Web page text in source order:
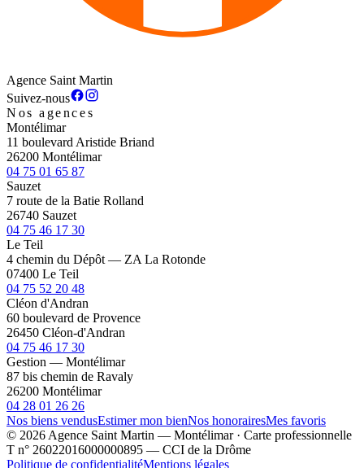
Agence Saint Martin
Suivez-nous
Nos agences
Montélimar
11 boulevard Aristide Briand
26200 Montélimar
04 75 01 65 87
Sauzet
7 route de la Batie Rolland
26740 Sauzet
04 75 46 17 30
Le Teil
4 chemin du Dépôt — ZA La Rotonde
07400 Le Teil
04 75 52 20 48
Cléon d'Andran
60 boulevard de Provence
26450 Cléon-d'Andran
04 75 46 17 30
Gestion — Montélimar
87 bis chemin de Ravaly
26200 Montélimar
04 28 01 26 26
Nos biens vendusEstimer mon bienNos honorairesMes favoris
© 2026 Agence Saint Martin — Montélimar · Carte professionnelle
T n° 26022016000000895 — CCI de la Drôme
Politique de confidentialitéMentions légales